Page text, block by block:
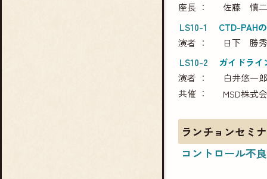
座長
佐藤 慎二
LS10-1
CTD-PAH
演者
日下 勝秀
LS10-2
ガイドライ
演者
白井悠一郎
共催
MSD株式
ランチョンセミ
コントロール不